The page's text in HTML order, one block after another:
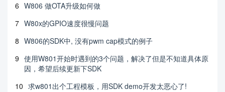
6 W806 做OTA升级如何做
7 W80x的GPIO速度很慢问题
8 W806的SDK中, 没有pwm cap模式的例子
9 使用W801开始时遇到的3个问题，解决了但是不知道具体原
因，希望后续更新下SDK
10 求w801出个工程模板，用SDK demo开发太恶心了!